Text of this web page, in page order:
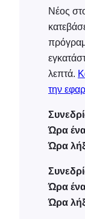
Νέος
λεπτά.
την
Ώρα
Ώρα
Ώρα
Ώρα